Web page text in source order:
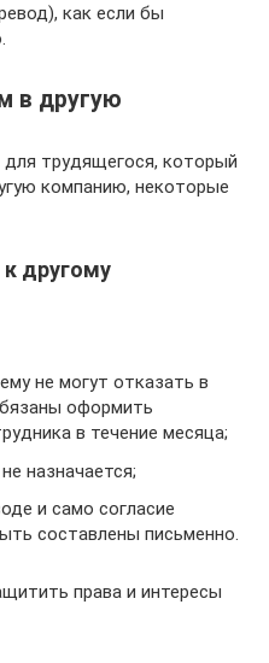
как если бы
в другую
трудящегося, который
компанию, некоторые
другому
не могут отказать в
оформить
в течение месяца;
назначается;
и само согласие
составлены письменно.
права и интересы